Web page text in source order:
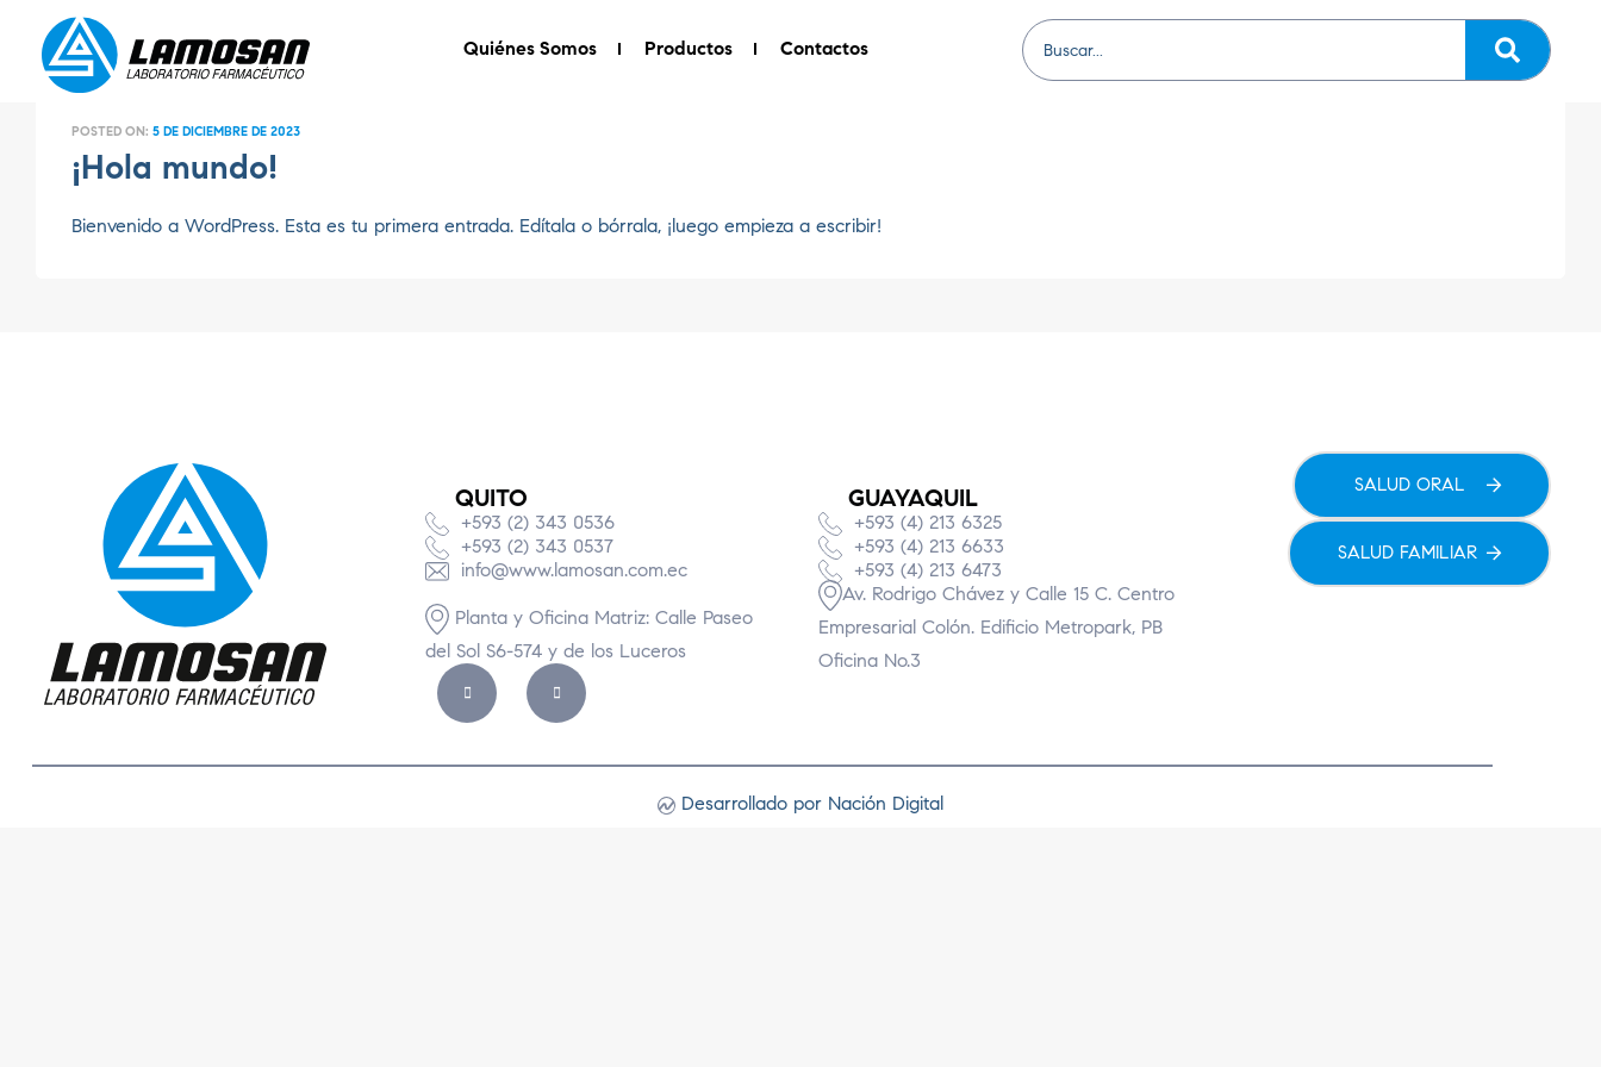
Quiénes Somos Productos Contactos
POSTED ON: 5 DE DICIEMBRE DE 2023
¡Hola mundo!
Bienvenido a WordPress. Esta es tu primera entrada. Edítala o bórrala, ¡luego empieza a escribir!
QUITO
+593 (2) 343 0536
+593 (2) 343 0537
info@www.lamosan.com.ec
Planta y Oficina Matriz: Calle Paseo
del Sol S6-574 y de los Luceros
GUAYAQUIL
+593 (4) 213 6325
+593 (4) 213 6633
+593 (4) 213 6473
Av. Rodrigo Chávez y Calle 15 C. Centro
Empresarial Colón. Edificio Metropark, PB
Oficina No.3
SALUD ORAL
SALUD FAMILIAR
Desarrollado por Nación Digital